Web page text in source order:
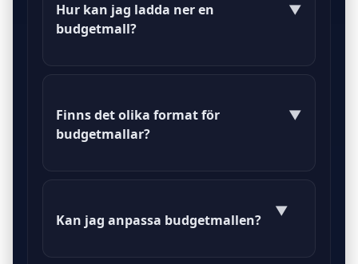
hushåll.
Hur kan jag ladda ner en
budgetmall?
▼
webbplats.
Finns det olika format för
budgetmallar?
▼
Kan jag anpassa budgetmallen?
▼